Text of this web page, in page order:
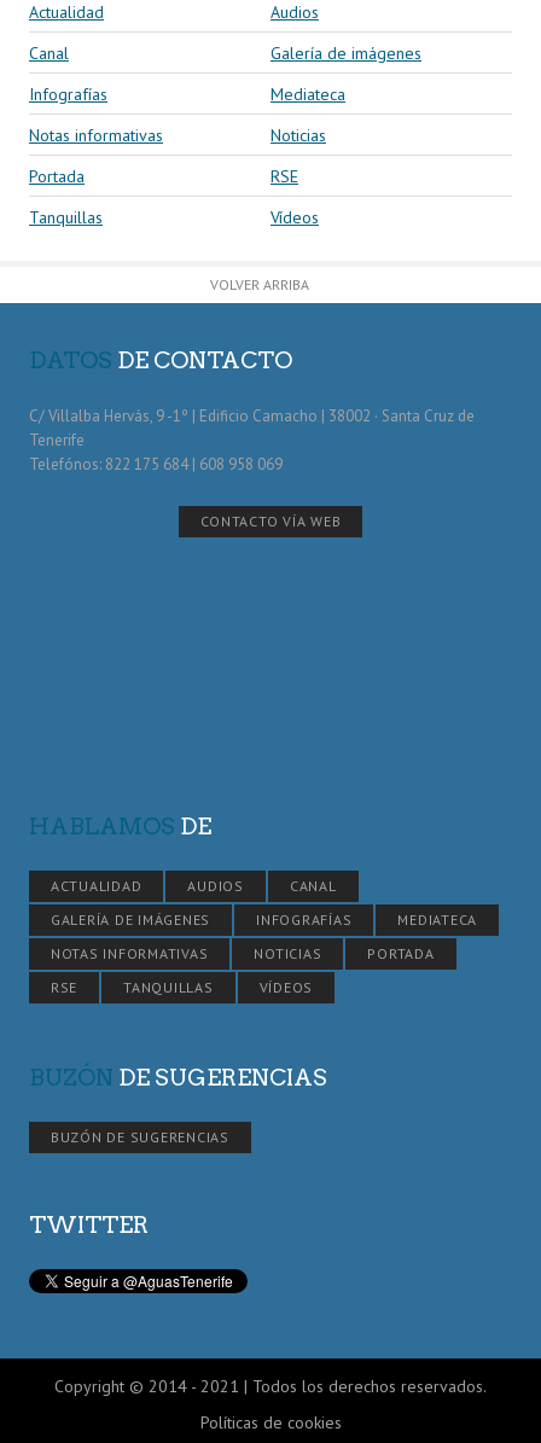
Actualidad
Audios
Canal
Galería de imágenes
Infografías
Mediateca
Notas informativas
Noticias
Portada
RSE
Tanquillas
Vídeos
VOLVER ARRIBA
DATOS DE CONTACTO
C/ Villalba Hervás, 9 -1º | Edificio Camacho | 38002 · Santa Cruz de
Tenerife
Telefónos: 822 175 684 | 608 958 069
CONTACTO VÍA WEB
HABLAMOS DE
ACTUALIDAD AUDIOS
CANAL
GALERÍA DE IMÁGENES
INFOGRAFÍAS
MEDIATECA
NOTAS INFORMATIVAS
NOTICIAS
PORTADA
RSE
TANQUILLAS VÍDEOS
BUZÓN DE SUGERENCIAS
BUZÓN DE SUGERENCIAS
TWITTER
Copyright © 2014 - 2021 | Todos los derechos reservados.
Políticas de cookies